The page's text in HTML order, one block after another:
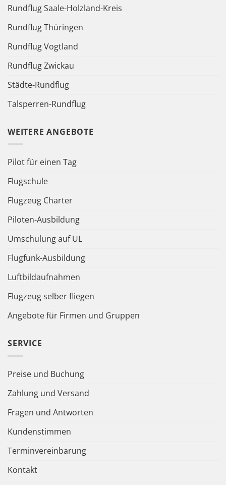
Rundflug Saale-Holzland-Kreis
Rundflug Thüringen
Rundflug Vogtland
Rundflug Zwickau
Städte-Rundflug
Talsperren-Rundflug
WEITERE ANGEBOTE
Pilot für einen Tag
Flugschule
Flugzeug Charter
Piloten-Ausbildung
Umschulung auf UL
Flugfunk-Ausbildung
Luftbildaufnahmen
Flugzeug selber fliegen
Angebote für Firmen und Gruppen
SERVICE
Preise und Buchung
Zahlung und Versand
Fragen und Antworten
Kundenstimmen
Terminvereinbarung
Kontakt